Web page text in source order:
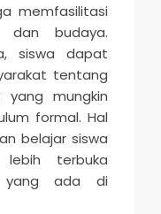
memfasilitasi
dan budaya.
siswa dapat
tentang
mungkin
formal. Hal
belajar siswa
terbuka
yang ada di